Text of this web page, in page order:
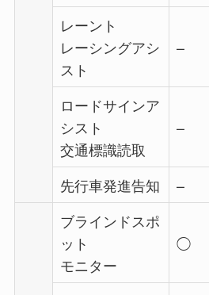
レーント
レーシングアシ
スト
–
ロードサインア
シスト
交通標識読取
–
先行車発進告知 –
ブラインドスポ
ット
モニター
◯